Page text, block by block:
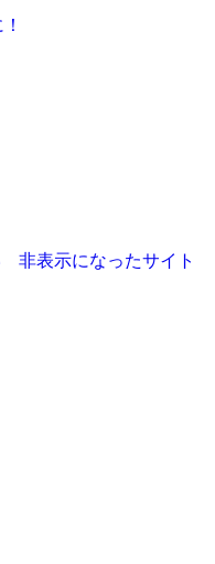
非表示になったサイト